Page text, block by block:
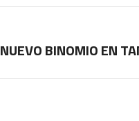
NUEVO BINOMIO EN